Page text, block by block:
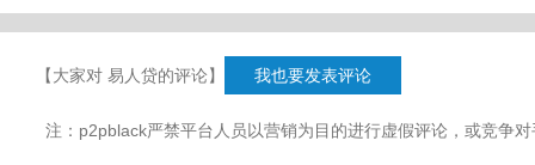
【大家对 易人贷的评论】 我也要发表评论
注：p2pblack严禁平台人员以营销为目的进行虚假评论，或竞争